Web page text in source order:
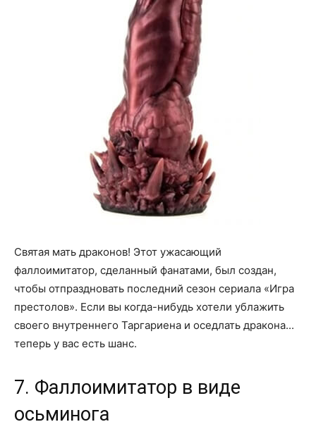
Святая мать драконов! Этот ужасающий
фаллоимитатор, сделанный фанатами, был создан,
чтобы отпраздновать последний сезон сериала «Игра
престолов». Если вы когда-нибудь хотели ублажить
своего внутреннего Таргариена и оседлать дракона...
теперь у вас есть шанс.
7. Фаллоимитатор в виде
осьминога